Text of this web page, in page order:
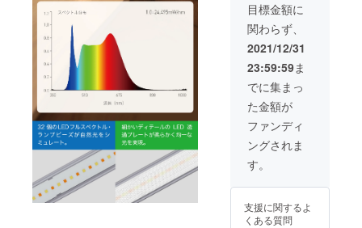
目標金額に
関わらず、
2021/12/31
23:59:59ま
でに集まっ
た金額が
ファンディ
ングされま
す。
支援に関するよ
くある質問